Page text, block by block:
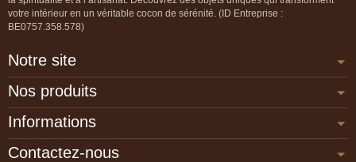
votre intérieur en un véritable cocon de sérénité. (ID Entreprise :
BE0757.358.578)
Notre site
Nos produits
Informations
Contactez-nous